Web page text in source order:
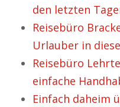
den letzten
Reisebüro
Urlauber in
Reisebüro
einfache
Einfach daheim